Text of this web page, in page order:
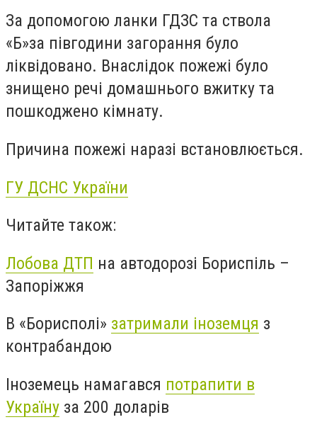
За допомогою ланки ГДЗС та ствола
«Б»за півгодини загорання було
ліквідовано. Внаслідок пожежі було
знищено речі домашнього вжитку та
пошкоджено кімнату.
Причина пожежі наразі встановлюється.
ГУ ДСНС України
Читайте також:
Лобова ДТП на автодорозі Бориспіль –
Запоріжжя
В «Борисполі» затримали іноземця з
контрабандою
Іноземець намагався потрапити в
Україну за 200 доларів